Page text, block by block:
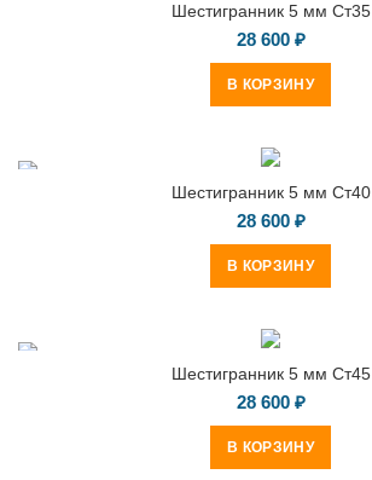
Шестигранник 5 мм Ст35
28 600 ₽
В КОРЗИНУ
Шестигранник 5 мм Ст40
28 600 ₽
В КОРЗИНУ
Шестигранник 5 мм Ст45
28 600 ₽
В КОРЗИНУ